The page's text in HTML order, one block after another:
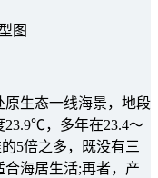
图
生态一线海景，地段
23.9℃，多年在23.4～
5倍之多，既没有三
海居生活;再者，产